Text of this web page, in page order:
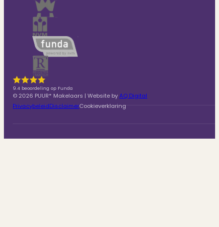
9.4 beoordeling op Funda
© 2026 PUUR* Makelaars | Website byAQ Digital
PrivacybeleidDisclaimerCookieverklaring